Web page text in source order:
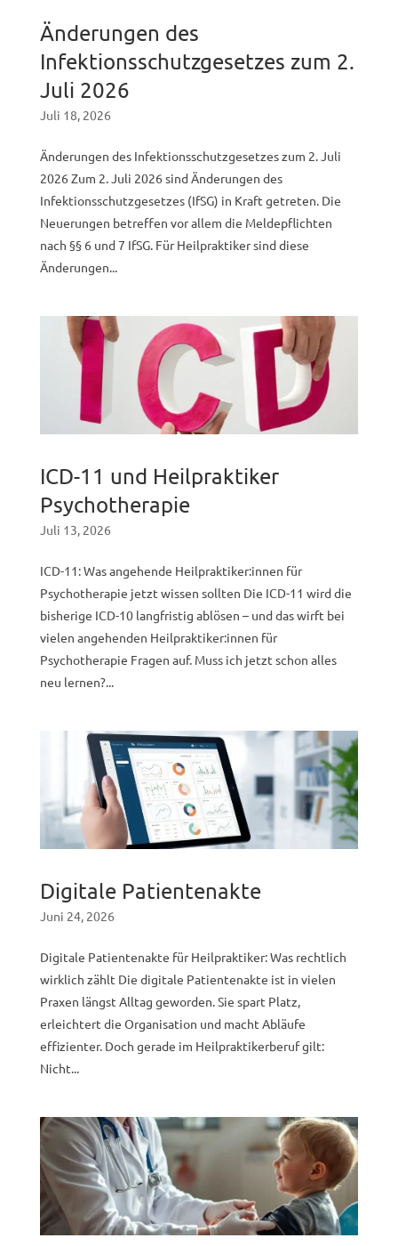
Änderungen des
Infektionsschutzgesetzes zum 2.
Juli 2026
Juli 18, 2026
Änderungen des Infektionsschutzgesetzes zum 2. Juli
2026 Zum 2. Juli 2026 sind Änderungen des
Infektionsschutzgesetzes (IfSG) in Kraft getreten. Die
Neuerungen betreffen vor allem die Meldepflichten
nach §§ 6 und 7 IfSG. Für Heilpraktiker sind diese
Änderungen...
ICD-11 und Heilpraktiker
Psychotherapie
Juli 13, 2026
ICD-11: Was angehende Heilpraktiker:innen für
Psychotherapie jetzt wissen sollten Die ICD-11 wird die
bisherige ICD-10 langfristig ablösen – und das wirft bei
vielen angehenden Heilpraktiker:innen für
Psychotherapie Fragen auf. Muss ich jetzt schon alles
neu lernen?...
Digitale Patientenakte
Juni 24, 2026
Digitale Patientenakte für Heilpraktiker: Was rechtlich
wirklich zählt Die digitale Patientenakte ist in vielen
Praxen längst Alltag geworden. Sie spart Platz,
erleichtert die Organisation und macht Abläufe
effizienter. Doch gerade im Heilpraktikerberuf gilt:
Nicht...